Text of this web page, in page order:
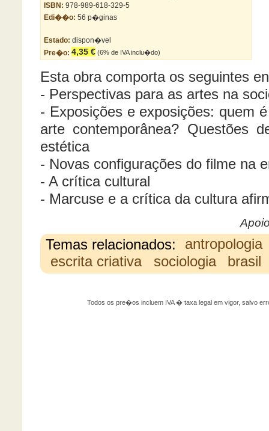
ISBN: 978-989-618-329-5
Edi��o: 56 p�ginas
Estado: dispon�vel
Pre�o: 4,35 € (6% de IVA inclu�do)
Esta obra comporta os seguintes
- Perspectivas para as artes na
- Exposições e exposições: quem
arte contemporânea? Questões
estética
- Novas configurações do filme na
- A crítica cultural
- Marcuse e a crítica da cultura
Temas relacionados:
antropologia
escrita criativa
sociologia brasil
Todos os pre�os incluem IVA � taxa legal em vigor, salvo